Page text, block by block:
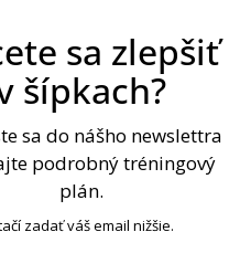
a umožňovala bezpečné
doplnok do každého dart
sa zlepšiť
šípkach?
sa do nášho newslettra
podrobný tréningový
plán.
zadať váš email nižšie.